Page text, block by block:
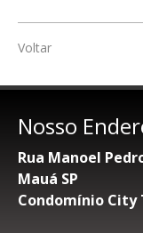
Voltar
Nosso
Rua Manoel
Mauá SP
Condomínio City